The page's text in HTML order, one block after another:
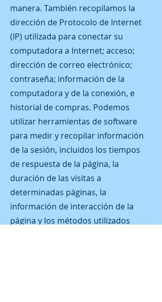
manera. También recopilamos la
dirección de Protocolo de Internet
(IP) utilizada para conectar su
computadora a Internet; acceso;
dirección de correo electrónico;
contraseña; información de la
computadora y de la conexión, e
historial de compras. Podemos
utilizar herramientas de software
para medir y recopilar información
de la sesión, incluidos los tiempos
de respuesta de la página, la
duración de las visitas a
determinadas páginas, la
información de interacción de la
página y los métodos utilizados